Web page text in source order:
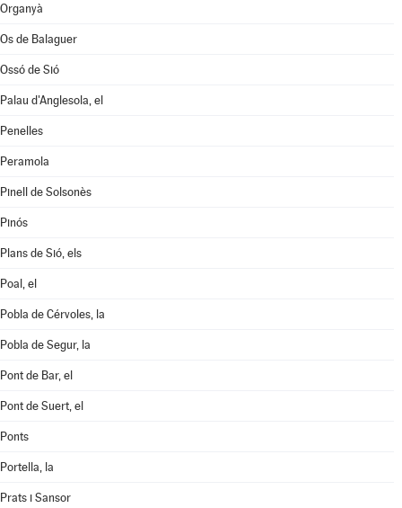
Organyà
Os de Balaguer
Ossó de Sió
Palau d'Anglesola, el
Penelles
Peramola
Pinell de Solsonès
Pinós
Plans de Sió, els
Poal, el
Pobla de Cérvoles, la
Pobla de Segur, la
Pont de Bar, el
Pont de Suert, el
Ponts
Portella, la
Prats i Sansor